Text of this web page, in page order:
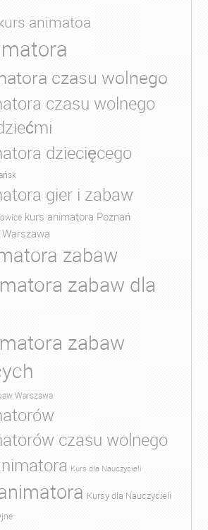
animatoa
czasu wolnego
czasu wolnego
dziecięcego
gier i zabaw
kurs animatora Poznań
zabaw
zabaw dla
zabaw
Warszawa
czasu wolnego
Kurs dla Nauczycieli
Kursy dla Nauczycieli